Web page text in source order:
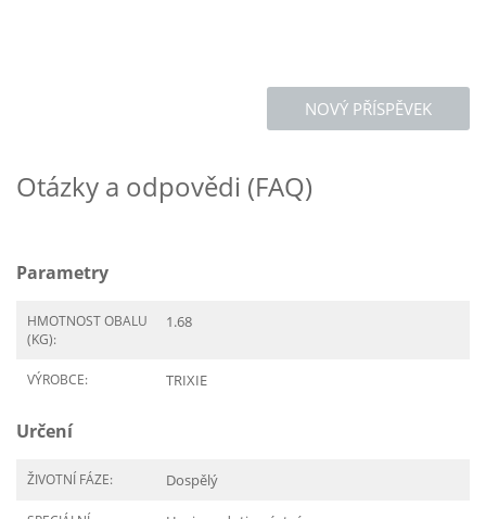
NOVÝ PŘÍSPĚVEK
Otázky a odpovědi (FAQ)
Parametry
HMOTNOST OBALU
(KG):
1.68
VÝROBCE: TRIXIE
Určení
ŽIVOTNÍ FÁZE: Dospělý